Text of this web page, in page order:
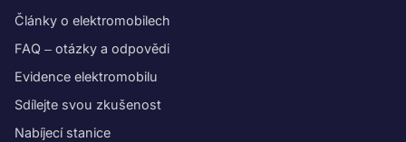
Články o elektromobilech
FAQ – otázky a odpovědi
Evidence elektromobilu
Sdílejte svou zkušenost
Nabíjecí stanice